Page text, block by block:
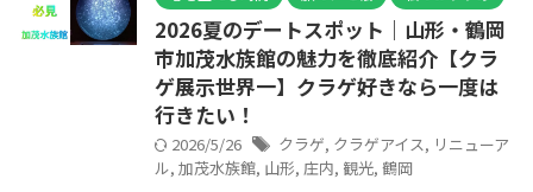
2026夏のデートスポット｜山形・鶴岡
市加茂水族館の魅力を徹底紹介【クラ
ゲ展示世界一】クラゲ好きなら一度は
行きたい！
2026/5/26 クラゲ, クラゲアイス, リニューア
ル, 加茂水族館, 山形, 庄内, 観光, 鶴岡